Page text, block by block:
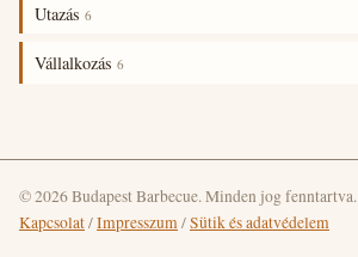
Utazás 6
Vállalkozás 6
© 2026 Budapest Barbecue. Minden jog fenntartva.
Kapcsolat/Impresszum/Sütik és adatvédelem